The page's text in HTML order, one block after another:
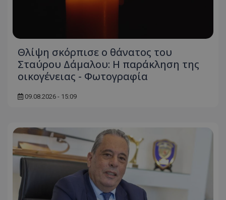
Θλίψη σκόρπισε ο θάνατος του
Σταύρου Δάμαλου: Η παράκληση της
οικογένειας - Φωτογραφία
09.08.2026 - 15:09